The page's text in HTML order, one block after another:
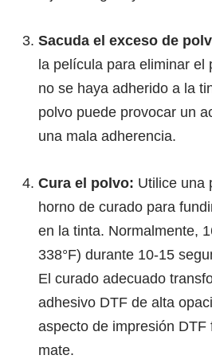
Sacuda el exceso de
la película para eliminar el
no se haya adherido a la
polvo puede provocar un
una mala adherencia.
Cura el polvo: Utilice una
horno de curado para
en la tinta. Normalmente,
338°F) durante 10-15
El curado adecuado
adhesivo DTF de alta
aspecto de impresión
mate.